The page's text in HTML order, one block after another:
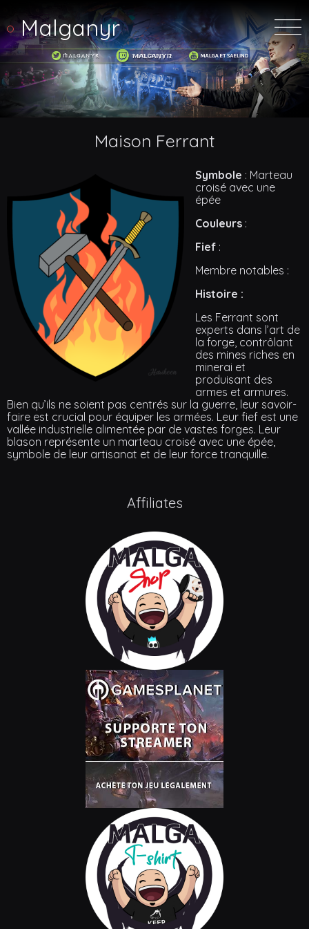
Malganyr
Maison Ferrant
Symbole : Marteau
croisé avec une
épée
Couleurs :
Fief :
Membre notables :
Histoire :
Les Ferrant sont
experts dans l’art de
la forge, contrôlant
des mines riches en
minerai et
produisant des
armes et armures.
Bien qu’ils ne soient pas centrés sur la guerre, leur savoir-
faire est crucial pour équiper les armées. Leur fief est une
vallée industrielle alimentée par de vastes forges. Leur
blason représente un marteau croisé avec une épée,
symbole de leur artisanat et de leur force tranquille.
Affiliates